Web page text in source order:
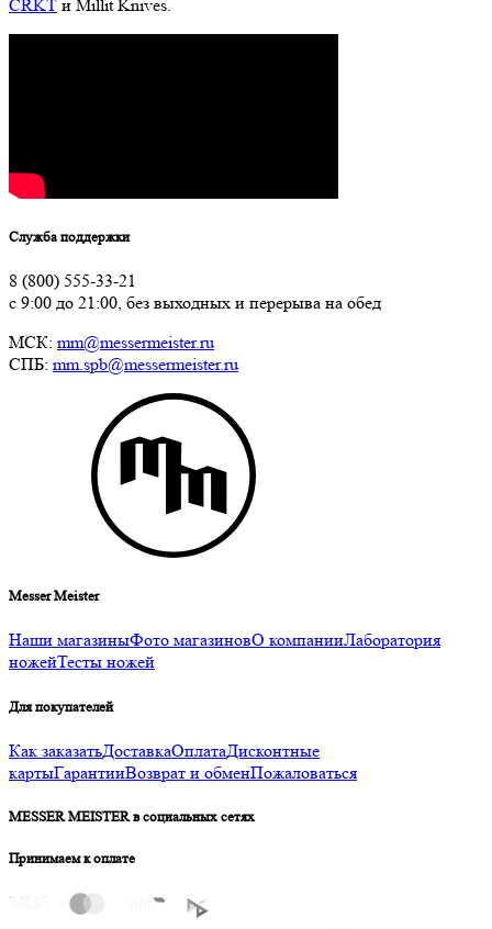
CRKT и Millit Knives.
Служба поддержки
8 (800) 555-33-21
с 9:00 до 21:00, без выходных и перерыва на обед
МСК: mm@messermeister.ru
СПБ: mm.spb@messermeister.ru
Messer Meister
Наши магазиныФото магазиновО компанииЛаборатория
ножейТесты ножей
Для покупателей
Как заказатьДоставкаОплатаДисконтные
картыГарантииВозврат и обменПожаловаться
MESSER MEISTER в социальных сетях
Принимаем к оплате